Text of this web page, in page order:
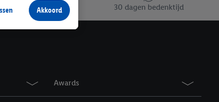
30 dagen bedenktijd
Awards
producten waarin je
te plaatsen
verschillende
jouw gehashte e-
kunnen worden
Akkoord